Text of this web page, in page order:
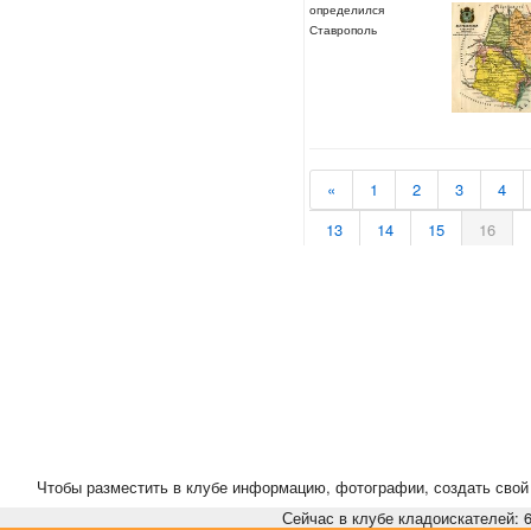
определился
Ставрополь
« 1 2 3
4
13
14 15 16
Чтобы разместить в клубе информацию, фотографии, создать свой
Сейчас в клубе кладоискателей: